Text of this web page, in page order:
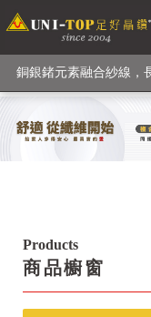
級高性能
銅銀鍺元素融合紗線，
【快來點我】H型銅銀
Products
商品櫥窗